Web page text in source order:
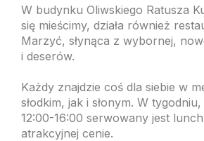
W budynku Oliwskiego Ratusza
się mieścimy, działa również
Marzyć, słynąca z wybornej,
i deserów.
Każdy znajdzie coś dla siebie w
słodkim, jak i słonym. W
12:00-16:00 serwowany jest
atrakcyjnej cenie.